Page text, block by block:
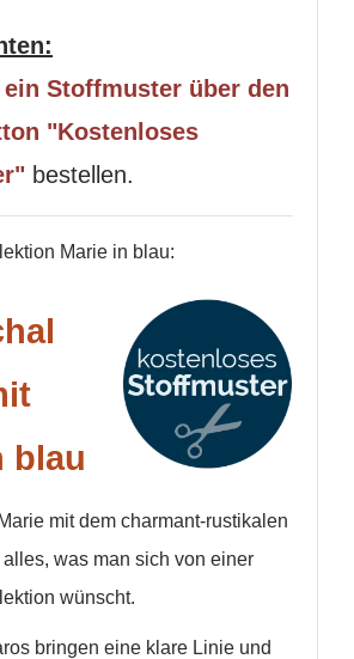
ein Stoffmuster über den
"Kostenloses
bestellen.
Marie in blau:
blau
mit dem charmant-rustikalen
alles, was man sich von einer
wünscht.
bringen eine klare Linie und